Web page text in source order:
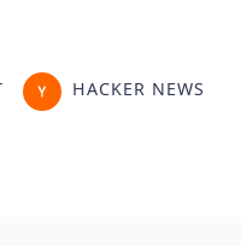
HACKER NEWS